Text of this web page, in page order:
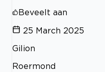
Beveelt aan
25 March 2025
Gilion
Roermond